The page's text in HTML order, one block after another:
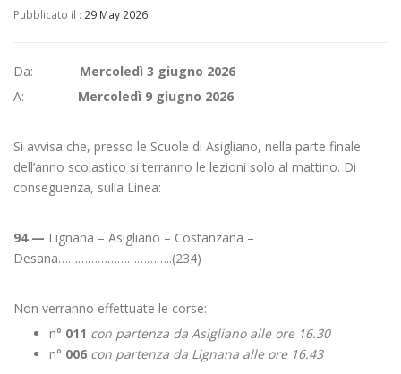
Pubblicato il : 29 May 2026
Da: Mercoledì 3 giugno 2026
A: Mercoledì 9 giugno 2026
Si avvisa che, presso le Scuole di Asigliano, nella parte finale
dell’anno scolastico si terranno le lezioni solo al mattino. Di
conseguenza, sulla Linea:
94 — Lignana – Asigliano – Costanzana –
Desana……………………………..(234)
Non verranno effettuate le corse:
n° 011 con partenza da Asigliano alle ore 16.30
n° 006 con partenza da Lignana alle ore 16.43